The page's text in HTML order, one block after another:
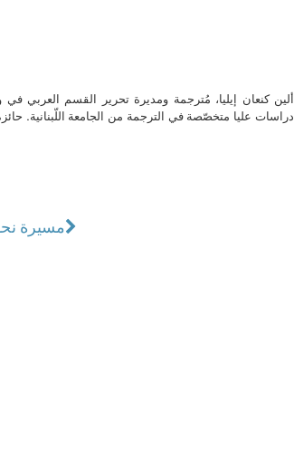
ألين كنعان إيليا، مُترجمة ومديرة تحرير القسم العربي
دراسات عليا متخصّصة في الترجمة من الجامعة اللّبنانية.
مسيرة